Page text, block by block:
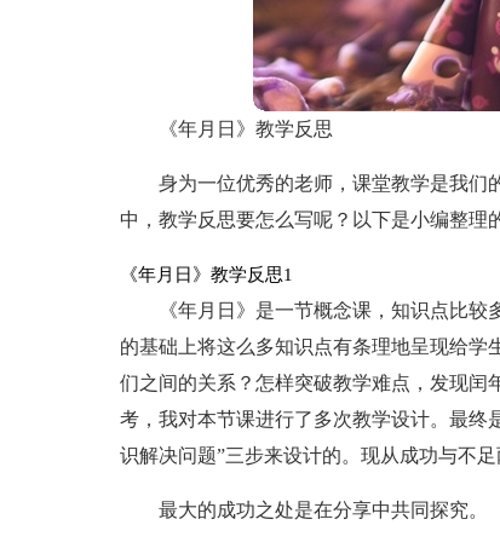
《年月日》教学反思
身为一位优秀的老师，课堂教学是我们
中，教学反思要怎么写呢？以下是小编整理
《年月日》教学反思1
《年月日》是一节概念课，知识点比
的基础上将这么多知识点有条理地呈现给学
们之间的关系？怎样突破教学难点，发现闰
考，我对本节课进行了多次教学设计。最
识解决问题”三步来设计的。现从成功与不足
最大的成功之处是在分享中共同探究。